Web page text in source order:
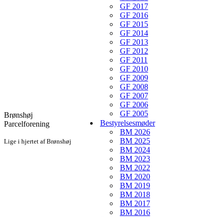
Brønshøj
Parcelforening
Lige i hjertet af Brønshøj
GF 2017
GF 2016
GF 2015
GF 2014
GF 2013
GF 2012
GF 2011
GF 2010
GF 2009
GF 2008
GF 2007
GF 2006
GF 2005
Bestyrelsesmøder
BM 2026
BM 2025
BM 2024
BM 2023
BM 2022
BM 2020
BM 2019
BM 2018
BM 2017
BM 2016